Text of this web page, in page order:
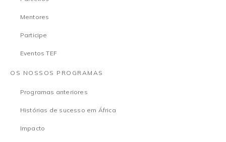
Mentores
Participe
Eventos TEF
OS NOSSOS PROGRAMAS
Programas anteriores
Histórias de sucesso em África
Impacto